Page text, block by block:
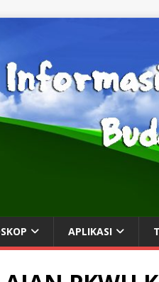
APLIKASI